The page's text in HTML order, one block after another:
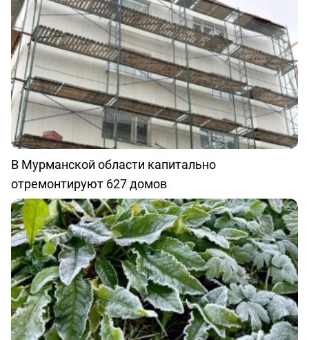
В Мурманской области капитально
отремонтируют 627 домов